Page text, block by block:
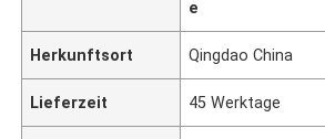
e
Herkunftsort Qingdao China
Lieferzeit 45 Werktage